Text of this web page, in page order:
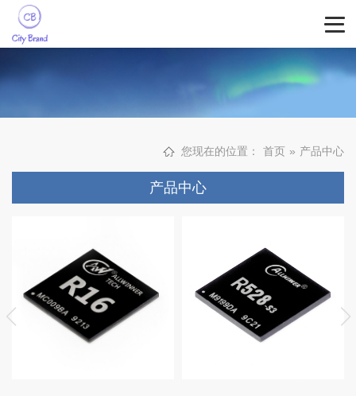
您现在的位置： 首页 » 产品中心
产品中心